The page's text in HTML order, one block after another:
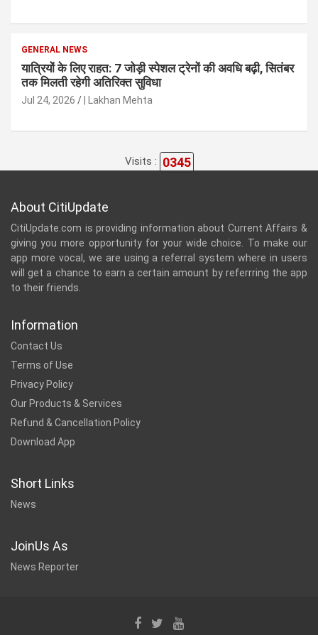
GENERAL NEWS
यात्रियों के लिए राहत: 7 जोड़ी स्पेशल ट्रेनों की अवधि बढ़ी, सितंबर
तक मिलती रहेगी अतिरिक्त सुविधा
Jul 24, 2026 | Lakhan Mehta
Visits : 0345
About CitiUpdate
CitiUpdate.com is providing information about Current Affairs &
giving you more opportunity for your wide choice. To make our
app more vocal, we are using a referral system where in users
will get a chance to earn a certain amount by referrring the app
to their friends.
Information
Contact Us
Terms of Use
Privacy Policy
Our Products & Services
Refund & Cancellation Policy
Download App
Short Links
News
JoinUs As
News Reporter